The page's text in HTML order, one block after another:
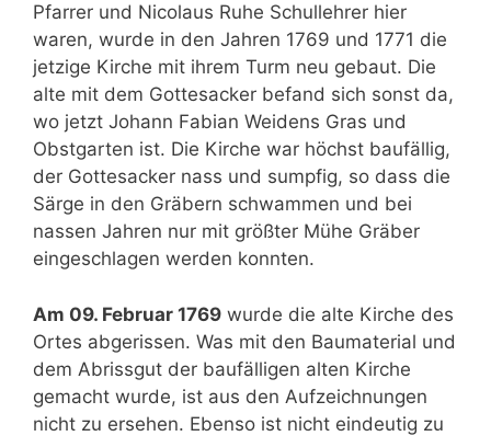
Pfarrer und Nicolaus Ruhe Schullehrer hier
waren, wurde in den Jahren 1769 und 1771 die
jetzige Kirche mit ihrem Turm neu gebaut. Die
alte mit dem Gottesacker befand sich sonst da,
wo jetzt Johann Fabian Weidens Gras und
Obstgarten ist. Die Kirche war höchst baufällig,
der Gottesacker nass und sumpfig, so dass die
Särge in den Gräbern schwammen und bei
nassen Jahren nur mit größter Mühe Gräber
eingeschlagen werden konnten.
Am 09. Februar 1769 wurde die alte Kirche des
Ortes abgerissen. Was mit den Baumaterial und
dem Abrissgut der baufälligen alten Kirche
gemacht wurde, ist aus den Aufzeichnungen
nicht zu ersehen. Ebenso ist nicht eindeutig zu